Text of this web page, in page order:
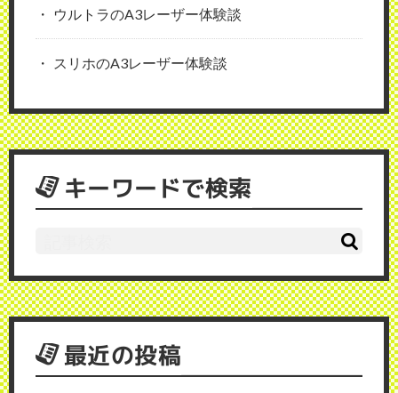
ウルトラのA3レーザー体験談
スリホのA3レーザー体験談
キーワードで検索
最近の投稿